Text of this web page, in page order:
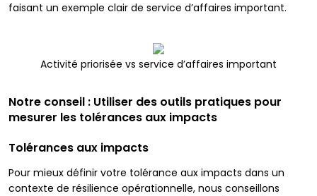
faisant un exemple clair de service d’affaires important.
Activité priorisée vs service d’affaires important
Notre conseil : Utiliser des outils pratiques pour
mesurer les tolérances aux impacts
Tolérances aux impacts
Pour mieux définir votre tolérance aux impacts dans un
contexte de résilience opérationnelle, nous conseillons